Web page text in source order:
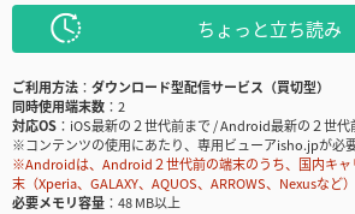
ちょっと立ち読み
ご利用方法
ダウンロード型配信サービス（買切型）
同時使用端末数
2
対応OS
iOS最新の２世代前まで / Android最新の２世代
※コンテンツの使用にあたり、専用ビューアisho.jpが必
※Androidは、Android２世代前の端末のうち、国内キャ
末（Xperia、GALAXY、AQUOS、ARROWS、Nexusなど
必要メモリ容量
48 MB以上